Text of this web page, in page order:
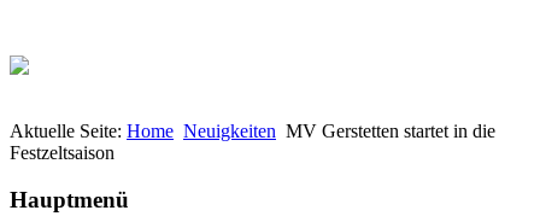
Aktuelle Seite: Home Neuigkeiten MV Gerstetten startet in die
Festzeltsaison
Hauptmenü